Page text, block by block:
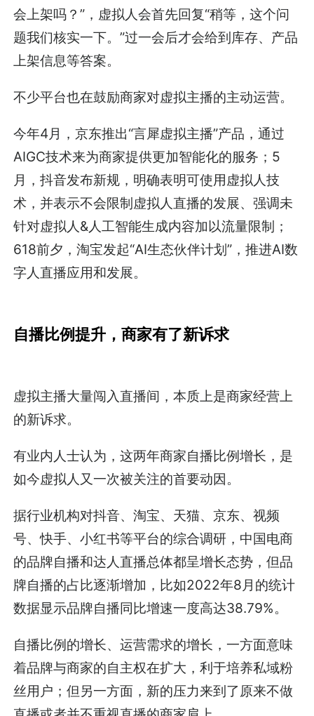
会上架吗？”，虚拟人会首先回复“稍等，这个问
题我们核实一下。”过一会后才会给到库存、产品
上架信息等答案。
不少平台也在鼓励商家对虚拟主播的主动运营。
今年4月，京东推出“言犀虚拟主播”产品，通过
AIGC技术来为商家提供更加智能化的服务；5
月，抖音发布新规，明确表明可使用虚拟人技
术，并表示不会限制虚拟人直播的发展、强调未
针对虚拟人&人工智能生成内容加以流量限制；
618前夕，淘宝发起“AI生态伙伴计划”，推进AI数
字人直播应用和发展。
自播比例提升，商家有了新诉求
虚拟主播大量闯入直播间，本质上是商家经营上
的新诉求。
有业内人士认为，这两年商家自播比例增长，是
如今虚拟人又一次被关注的首要动因。
据行业机构对抖音、淘宝、天猫、京东、视频
号、快手、小红书等平台的综合调研，中国电商
的品牌自播和达人直播总体都呈增长态势，但品
牌自播的占比逐渐增加，比如2022年8月的统计
数据显示品牌自播同比增速一度高达38.79%。
自播比例的增长、运营需求的增长，一方面意味
着品牌与商家的自主权在扩大，利于培养私域粉
丝用户；但另一方面，新的压力来到了原来不做